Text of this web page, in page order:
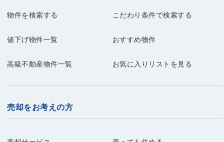
物件を検索する こだわり条件で検索する
値下げ物件一覧 おすすめ物件
高級不動産物件一覧 お気に入りリストを見る
売却をお考えの方